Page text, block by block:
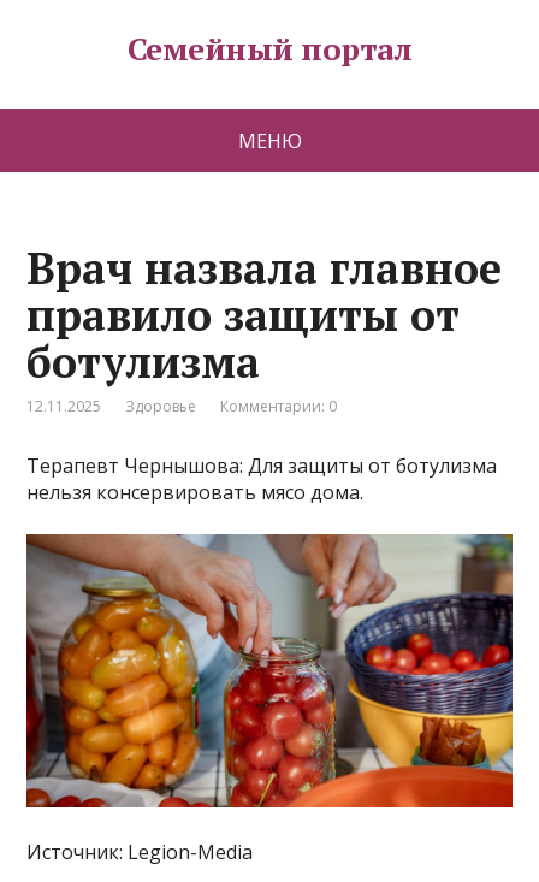
Семейный портал
МЕНЮ
Врач назвала главное
правило защиты от
ботулизма
12.11.2025 Здоровье Комментарии: 0
Терапевт Чернышова: Для защиты от ботулизма
нельзя консервировать мясо дома.
Источник: Legion-Media